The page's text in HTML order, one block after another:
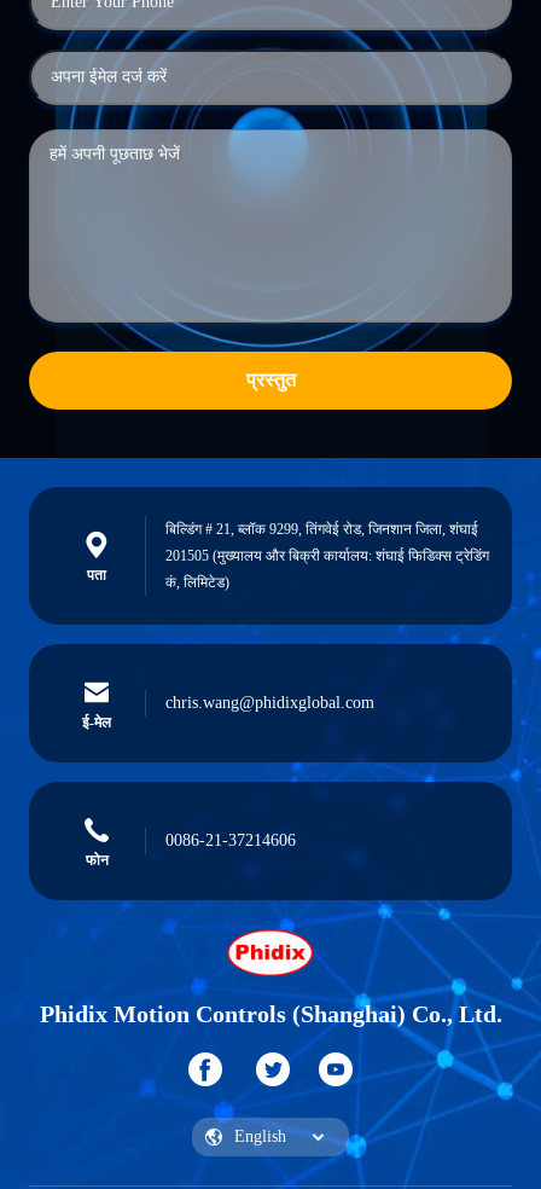
प्रस्तुत
पता
बिल्डिंग # 21, ब्लॉक 9299, तिंगवेई रोड, जिनशान जिला, शंघाई
201505 (मुख्यालय और बिक्री कार्यालय: शंघाई फिडिक्स ट्रेडिंग
कं, लिमिटेड)
ई-मेल
chris.wang@phidixglobal.com
फोन
0086-21-37214606
Phidix Motion Controls (Shanghai) Co., Ltd.